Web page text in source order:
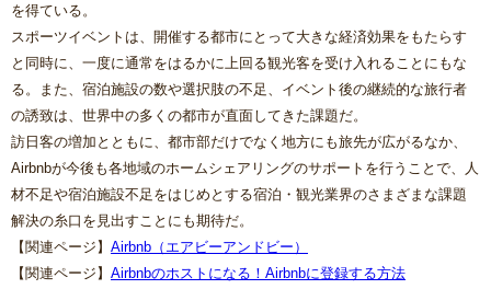
を得ている。
スポーツイベントは、開催する都市にとって大きな経済効果をもたらす
と同時に、一度に通常をはるかに上回る観光客を受け入れることにもな
る。また、宿泊施設の数や選択肢の不足、イベント後の継続的な旅行者
の誘致は、世界中の多くの都市が直面してきた課題だ。
訪日客の増加とともに、都市部だけでなく地方にも旅先が広がるなか、
Airbnbが今後も各地域のホームシェアリングのサポートを行うことで、人
材不足や宿泊施設不足をはじめとする宿泊・観光業界のさまざまな課題
解決の糸口を見出すことにも期待だ。
【関連ページ】 Airbnb（エアビーアンドビー）
【関連ページ】 Airbnbのホストになる！Airbnbに登録する方法